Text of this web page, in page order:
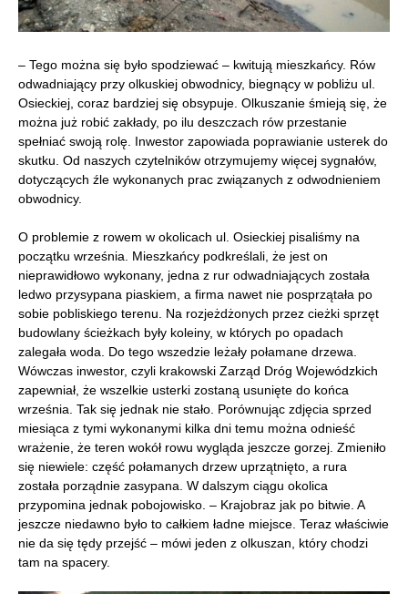
– Tego można się było spodziewać – kwitują mieszkańcy. Rów
odwadniający przy olkuskiej obwodnicy, biegnący w pobliżu ul.
Osieckiej, coraz bardziej się obsypuje. Olkuszanie śmieją się, że
można już robić zakłady, po ilu deszczach rów przestanie
spełniać swoją rolę. Inwestor zapowiada poprawianie usterek do
skutku. Od naszych czytelników otrzymujemy więcej sygnałów,
dotyczących źle wykonanych prac związanych z odwodnieniem
obwodnicy.
O problemie z rowem w okolicach ul. Osieckiej pisaliśmy na
początku września. Mieszkańcy podkreślali, że jest on
nieprawidłowo wykonany, jedna z rur odwadniających została
ledwo przysypana piaskiem, a firma nawet nie posprzątała po
sobie pobliskiego terenu. Na rozjeżdżonych przez cieżki sprzęt
budowlany ścieżkach były koleiny, w których po opadach
zalegała woda. Do tego wszedzie leżały połamane drzewa.
Wówczas inwestor, czyli krakowski Zarząd Dróg Wojewódzkich
zapewniał, że wszelkie usterki zostaną usunięte do końca
września. Tak się jednak nie stało. Porównując zdjęcia sprzed
miesiąca z tymi wykonanymi kilka dni temu można odnieść
wrażenie, że teren wokół rowu wygląda jeszcze gorzej. Zmieniło
się niewiele: część połamanych drzew uprzątnięto, a rura
została porządnie zasypana. W dalszym ciągu okolica
przypomina jednak pobojowisko. – Krajobraz jak po bitwie. A
jeszcze niedawno było to całkiem ładne miejsce. Teraz właściwie
nie da się tędy przejść – mówi jeden z olkuszan, który chodzi
tam na spacery.